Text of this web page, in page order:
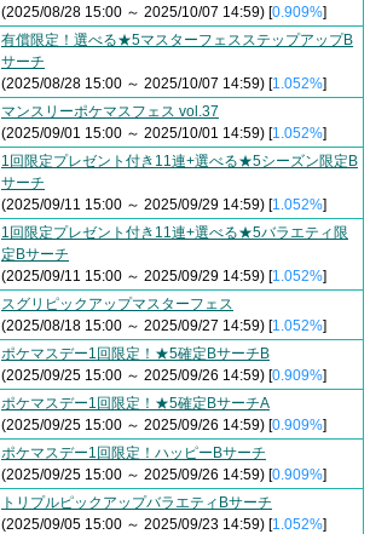
(2025/08/28 15:00 ～ 2025/10/07 14:59) [0.909%]
有償限定！選べる★5マスターフェスステップアップB
サーチ
(2025/08/28 15:00 ～ 2025/10/07 14:59) [1.052%]
マンスリーポケマスフェス vol.37
(2025/09/01 15:00 ～ 2025/10/01 14:59) [1.052%]
1回限定プレゼント付き11連+選べる★5シーズン限定B
サーチ
(2025/09/11 15:00 ～ 2025/09/29 14:59) [1.052%]
1回限定プレゼント付き11連+選べる★5バラエティ限
定Bサーチ
(2025/09/11 15:00 ～ 2025/09/29 14:59) [1.052%]
スグリピックアップマスターフェス
(2025/08/18 15:00 ～ 2025/09/27 14:59) [1.052%]
ポケマスデー1回限定！★5確定BサーチB
(2025/09/25 15:00 ～ 2025/09/26 14:59) [0.909%]
ポケマスデー1回限定！★5確定BサーチA
(2025/09/25 15:00 ～ 2025/09/26 14:59) [0.909%]
ポケマスデー1回限定！ハッピーBサーチ
(2025/09/25 15:00 ～ 2025/09/26 14:59) [0.909%]
トリプルピックアップバラエティBサーチ
(2025/09/05 15:00 ～ 2025/09/23 14:59) [1.052%]